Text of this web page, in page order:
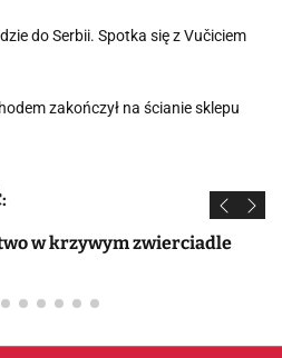
do Serbii. Spotka się z Vučiciem
zakończył na ścianie sklepu
w krzywym zwierciadle